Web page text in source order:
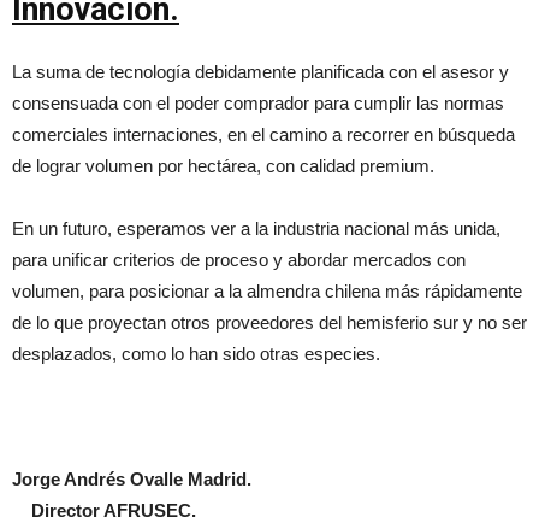
Innovación.
La suma de tecnología debidamente planificada con el asesor y
consensuada con el poder comprador para cumplir las normas
comerciales internaciones, en el camino a recorrer en búsqueda
de lograr volumen por hectárea, con calidad premium.
En un futuro, esperamos ver a la industria nacional más unida,
para unificar criterios de proceso y abordar mercados con
volumen, para posicionar a la almendra chilena más rápidamente
de lo que proyectan otros proveedores del hemisferio sur y no ser
desplazados, como lo han sido otras especies.
Jorge Andrés Ovalle Madrid.
Director AFRUSEC.